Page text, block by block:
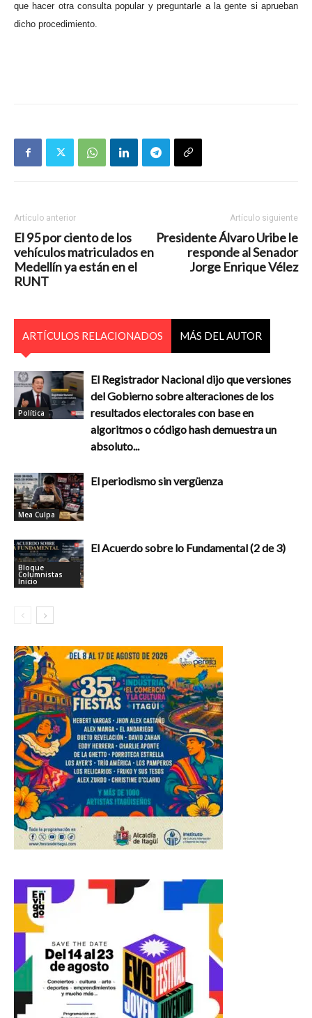
que hacer otra consulta popular y preguntarle a la gente si aprueban
dicho procedimiento.
Artículo anterior
El 95 por ciento de los
vehículos matriculados en
Medellín ya están en el
RUNT
Artículo siguiente
Presidente Álvaro Uribe le
responde al Senador
Jorge Enrique Vélez
ARTÍCULOS RELACIONADOS MÁS DEL AUTOR
Política
El Registrador Nacional dijo que versiones
del Gobierno sobre alteraciones de los
resultados electorales con base en
algoritmos o código hash demuestra un
absoluto...
Mea Culpa
El periodismo sin vergüenza
Bloque
Columnistas
Inicio
El Acuerdo sobre lo Fundamental (2 de 3)